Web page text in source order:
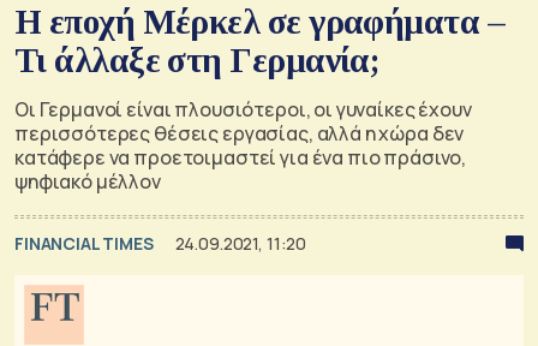
Η εποχή Μέρκελ σε γραφήματα –
Τι άλλαξε στη Γερμανία;
Οι Γερμανοί είναι πλουσιότεροι, οι γυναίκες έχουν
περισσότερες θέσεις εργασίας, αλλά η χώρα δεν
κατάφερε να προετοιμαστεί για ένα πιο πράσινο,
ψηφιακό μέλλον
FINANCIAL TIMES 24.09.2021, 11:20